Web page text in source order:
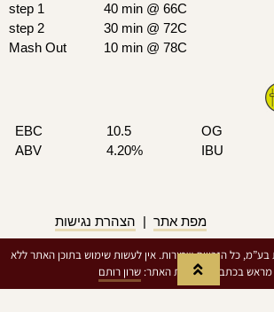
OG
10.5
EBC
IBU
4.20%
ABV
40 min @ 66C
step 1
30 min @ 72C
step 2
10 min @ 78C
Mash Out
מפת אתר| הצהרת נגישות
כל הזכויות שמורות. אין לעשות שימוש בתוכן האתר ללא
מראש בכתב | הקמת האתר: שרון רותם